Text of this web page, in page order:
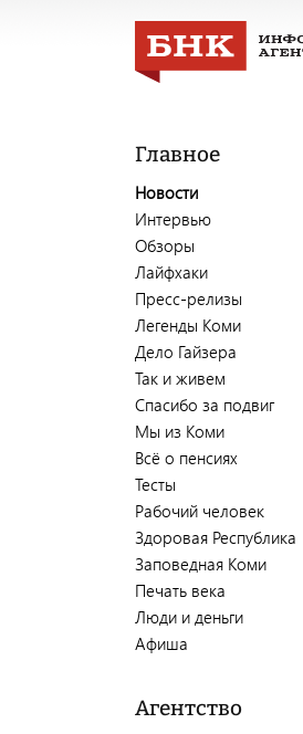
Главное
Новости
Интервью
Обзоры
Лайфхаки
Пресс-релизы
Легенды Коми
Дело Гайзера
Так и живем
Спасибо за подвиг
Мы из Коми
Всё о пенсиях
Тесты
Рабочий человек
Здоровая Республика
Заповедная Коми
Печать века
Люди и деньги
Афиша
Агентство